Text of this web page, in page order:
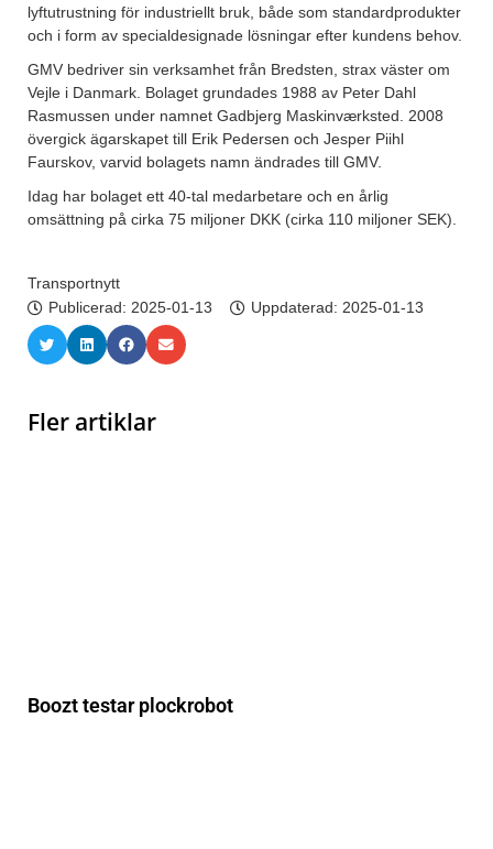
lyftutrustning för industriellt bruk, både som standardprodukter
och i form av specialdesignade lösningar efter kundens behov.
GMV bedriver sin verksamhet från Bredsten, strax väster om
Vejle i Danmark. Bolaget grundades 1988 av Peter Dahl
Rasmussen under namnet Gadbjerg Maskinværksted. 2008
övergick ägarskapet till Erik Pedersen och Jesper Piihl
Faurskov, varvid bolagets namn ändrades till GMV.
Idag har bolaget ett 40-tal medarbetare och en årlig
omsättning på cirka 75 miljoner DKK (cirka 110 miljoner SEK).
Transportnytt
Publicerad: 2025-01-13 Uppdaterad: 2025-01-13
Fler artiklar
Boozt testar plockrobot